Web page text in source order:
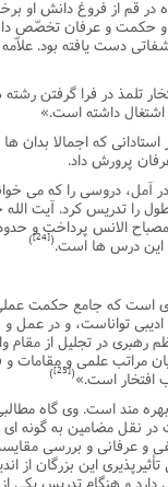
قم از فروغ دانش او
و حکمت و عرفان
دست یافته بود.
تلمذ در فرا گرفتن
اشتغال داشته است.»
که اجمالا بدان
پرورش داد.
دروسى را که مى
درس مى گفت. او 6 دوره مطول را
این درس ها است.(
[24]
)
است که جامع حکمت
ادیبى تواناست، و در
رهبرى در تجلیل از
مراتب علمى و مقامات
افتخار است.»(
[25]
)
مند است. وى گاه
نقل مضامین به گونه اى
و عرفانى و بررسى
این بزرگان از
و هنگام تدریس یکى